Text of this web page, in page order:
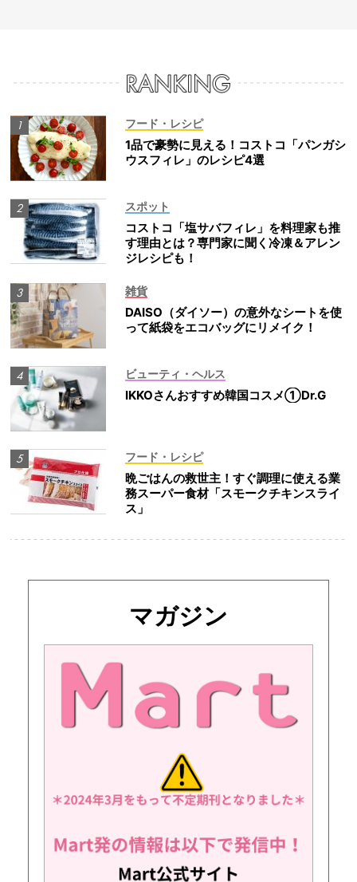
フード・レシピ
1品で豪勢に見える！コストコ「パンガシ
ウスフィレ」のレシピ4選
スポット
コストコ「塩サバフィレ」を料理家も推
す理由とは？専門家に聞く冷凍＆アレン
ジレシピも！
雑貨
DAISO（ダイソー）の意外なシートを使
って紙袋をエコバッグにリメイク！
ビューティ・ヘルス
IKKOさんおすすめ韓国コスメ①Dr.G
フード・レシピ
晩ごはんの救世主！すぐ調理に使える業
務スーパー食材「スモークチキンスライ
ス」
マガジン